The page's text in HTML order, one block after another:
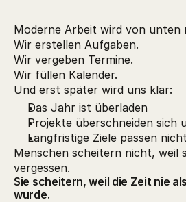
Moderne Arbeit wird von unten
Wir erstellen Aufgaben.
Wir vergeben Termine.
Wir füllen Kalender.
Und erst später wird uns klar:
Das Jahr ist überladen
Projekte überschneiden sich
Langfristige Ziele passen
Menschen scheitern nicht, weil
vergessen.
Sie scheitern, weil die Zeit nie
wurde.